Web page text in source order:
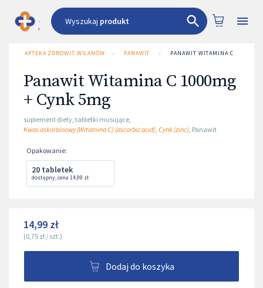
Wyszukaj produkt
APTEKA ZDROWIT WILANÓW › PANAWIT › PANAWIT WITAMINA C 1000MG
Panawit Witamina C 1000mg
+ Cynk 5mg
suplement diety, tabletki musujące,
Kwas askorbinowy (Witamina C) (ascorbic acid), Cynk (zinc), Panawit
Opakowanie:
20 tabletek
dostępny,cena 14,99 zł
14,99 zł
(0,75 zł / szt.)
Dodaj do koszyka